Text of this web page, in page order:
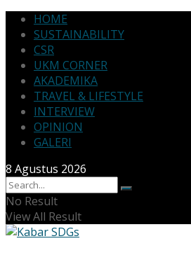
HOME
SUSTAINABILITY
CSR
UKM CORNER
AKADEMIKA
TRAVEL & LIFESTYLE
INTERVIEW
OPINION
GALERI
8 Agustus 2026
No Result
View All Result